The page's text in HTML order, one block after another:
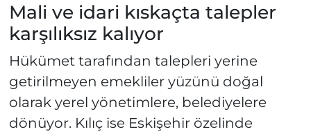
Mali ve idari kıskaçta talepler
karşılıksız kalıyor
Hükümet tarafından talepleri yerine
getirilmeyen emekliler yüzünü doğal
olarak yerel yönetimlere, belediyelere
dönüyor. Kılıç ise Eskişehir özelinde